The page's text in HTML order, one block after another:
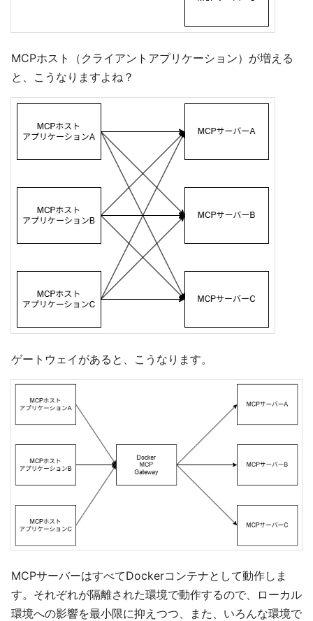
MCPホスト（クライアントアプリケーション）が増える
と、こうなりますよね？
ゲートウェイがあると、こうなります。
MCPサーバーはすべてDockerコンテナとして動作しま
す。それぞれが隔離された環境で動作するので、ローカル
環境への影響を最小限に抑えつつ、また、いろんな環境で